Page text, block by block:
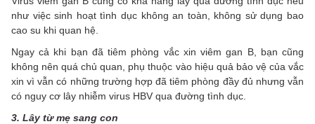
như việc sinh hoạt tình dục không an toàn, không sử dụng bao
cao su khi quan hệ.
Ngay cả khi bạn đã tiêm phòng vắc xin viêm gan B, bạn cũng
không nên quá chủ quan, phụ thuộc vào hiệu quả bảo vệ của vắc
xin vì vẫn có những trường hợp đã tiêm phòng đầy đủ nhưng vẫn
có nguy cơ lây nhiễm virus HBV qua đường tình dục.
3. Lây từ mẹ sang con